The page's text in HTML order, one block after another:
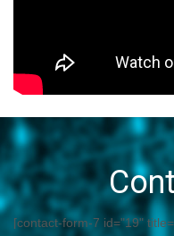
[contact-form-7 id="19"